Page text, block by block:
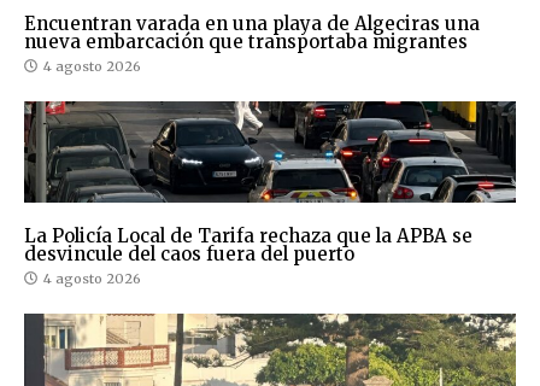
Encuentran varada en una playa de Algeciras una
nueva embarcación que transportaba migrantes
4 agosto 2026
La Policía Local de Tarifa rechaza que la APBA se
desvincule del caos fuera del puerto
4 agosto 2026